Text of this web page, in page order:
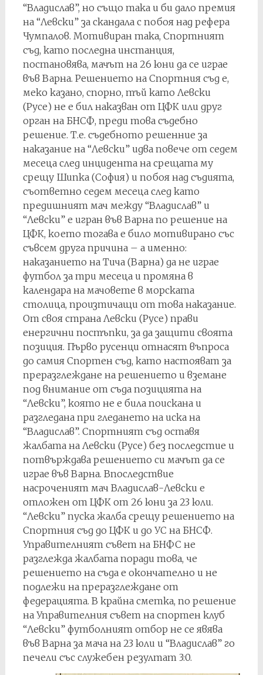
“Владислав”, но също така и би дало премия
на “Левски” за скандала с побоя над рефера
Чумпалов. Мотивиран така, Спортният
съд, като последна инстанция,
постановява, мачът на 26 юни да се играе
във Варна. Решението на Спортния съд е,
меко казано, спорно, тъй като Левски
(Русе) не е бил наказван от ЦФК или друг
орган на БНСФ, преди това съдебно
решение. Т.е. съдебното решенние за
наказание на “Левски” идва повече от седем
месеца след инцидента на срещата му
срещу Шипка (София) и побоя над съдията,
съответно седем месеца след като
предишният мач между “Владислав” и
“Левски” е игран във Варна по решение на
ЦФК, което тогава е било мотивирано със
съвсем друга причина – а именно:
наказанието на Тича (Варна) да не играе
футбол за три месеца и промяна в
календара на мачовете в морската
столица, произтичащи от това наказание.
От своя страна Левски (Русе) прави
енергични постъпки, за да защити своята
позиция. Първо русенци отнасят въпроса
до самия Спортен съд, като настояват за
преразглеждане на решението и вземане
под внимание от съда позицията на
“Левски”, която не е била поискана и
разгледана при гледането на иска на
“Владислав”. Спортният съд оставя
жалбата на Левски (Русе) без последстие и
потвърждава решението си мачът да се
играе във Варна. Впоследствие
насроченият мач Владислав-Левски е
отложен от ЦФК от 26 юни за 23 юли.
“Левски” пуска жалба срещу решението на
Спортния съд до ЦФК и до УС на БНСФ.
Управителният съвет на БНФС не
разглежда жалбата поради това, че
решението на съда е окончателно и не
подлежи на преразглеждане от
федерацията. В крайна сметка, по решение
на Управителния съвет на спортен клуб
“Левски” футболният отбор не се явява
във Варна за мача на 23 юли и “Владислав” го
печели със служебен резултат 3:0.